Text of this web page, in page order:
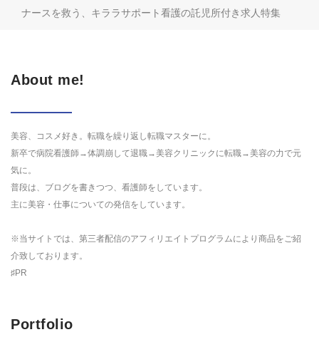
ナースを救う、キララサポート看護の託児所付き求人特集
About me!
美容、コスメ好き。転職を繰り返し転職マスターに。
新卒で病院看護師→体調崩して退職→美容クリニックに転職→美容の力で元
気に。
普段は、ブログを書きつつ、看護師をしています。
主に美容・仕事についての発信をしています。
※当サイトでは、第三者配信のアフィリエイトプログラムにより商品をご紹
介致しております。
♯PR
Portfolio